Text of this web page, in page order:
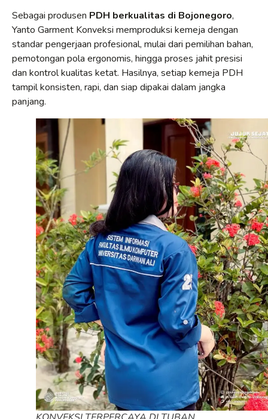
Sebagai produsen PDH berkualitas di Bojonegoro,
Yanto Garment Konveksi memproduksi kemeja dengan
standar pengerjaan profesional, mulai dari pemilihan bahan,
pemotongan pola ergonomis, hingga proses jahit presisi
dan kontrol kualitas ketat. Hasilnya, setiap kemeja PDH
tampil konsisten, rapi, dan siap dipakai dalam jangka
panjang.